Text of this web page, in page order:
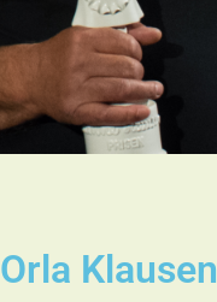
Orla Klausen